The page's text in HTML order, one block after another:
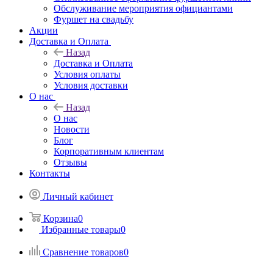
Обслуживание мероприятия официантами
Фуршет на свадьбу
Акции
Доставка и Оплата
Назад
Доставка и Оплата
Условия оплаты
Условия доставки
О нас
Назад
О нас
Новости
Блог
Корпоративным клиентам
Отзывы
Контакты
Личный кабинет
Корзина0
Избранные товары0
Сравнение товаров0